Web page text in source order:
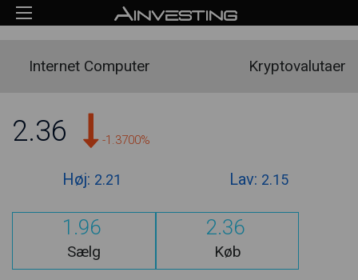
Internet Computer Kryptovalutaer
2.36 -1.3700%
Høj: 2.21 Lav: 2.15
1.96
Sælg
2.36
Køb